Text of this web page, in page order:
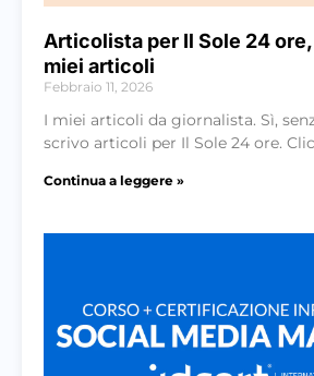
Articolista per Il Sole 24
miei articoli
Febbraio 11, 2026
I miei articoli da giornalista. Sì,
scrivo articoli per Il Sole 24 ore.
Continua a leggere »